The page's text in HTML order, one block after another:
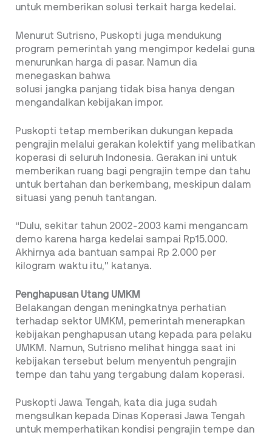
untuk memberikan solusi terkait harga kedelai.
Menurut Sutrisno, Puskopti juga mendukung
program pemerintah yang mengimpor kedelai guna
menurunkan harga di pasar. Namun dia
menegaskan bahwa
solusi jangka panjang tidak bisa hanya dengan
mengandalkan kebijakan impor.
Puskopti tetap memberikan dukungan kepada
pengrajin melalui gerakan kolektif yang melibatkan
koperasi di seluruh Indonesia. Gerakan ini untuk
memberikan ruang bagi pengrajin tempe dan tahu
untuk bertahan dan berkembang, meskipun dalam
situasi yang penuh tantangan.
“Dulu, sekitar tahun 2002-2003 kami mengancam
demo karena harga kedelai sampai Rp15.000.
Akhirnya ada bantuan sampai Rp 2.000 per
kilogram waktu itu,” katanya.
Penghapusan Utang UMKM
Belakangan dengan meningkatnya perhatian
terhadap sektor UMKM, pemerintah menerapkan
kebijakan penghapusan utang kepada para pelaku
UMKM. Namun, Sutrisno melihat hingga saat ini
kebijakan tersebut belum menyentuh pengrajin
tempe dan tahu yang tergabung dalam koperasi.
Puskopti Jawa Tengah, kata dia juga sudah
mengsulkan kepada Dinas Koperasi Jawa Tengah
untuk memperhatikan kondisi pengrajin tempe dan